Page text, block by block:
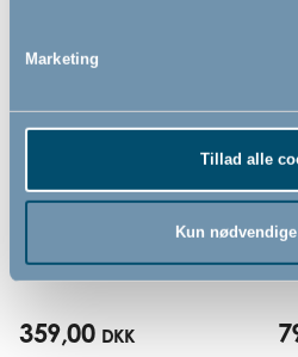
Marketing
Tillad alle
Kun
Bébé-jou click badekar,
359,00 DKK